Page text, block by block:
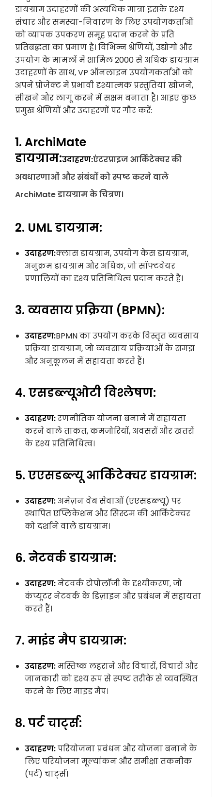
डायग्राम उदाहरणों की अत्यधिक मात्रा इसके दृश्य
संचार और समस्या-निवारण के लिए उपयोगकर्ताओं
को व्यापक उपकरण समूह प्रदान करने के प्रति
प्रतिबद्धता का प्रमाण है। विभिन्न श्रेणियों, उद्योगों और
उपयोग के मामलों में शामिल 2000 से अधिक डायग्राम
उदाहरणों के साथ, VP ऑनलाइन उपयोगकर्ताओं को
अपने प्रोजेक्ट में प्रभावी दृश्यात्मक प्रस्तुतियां खोजने,
सीखने और लागू करने में सक्षम बनाता है। आइए कुछ
प्रमुख श्रेणियों और उदाहरणों पर गौर करें:
1. ArchiMate
डायग्राम:उदाहरण:एंटरप्राइज आर्किटेक्चर की
अवधारणाओं और संबंधों को स्पष्ट करने वाले
ArchiMate डायग्राम के चित्रण।
2. UML डायग्राम:
उदाहरण:क्लास डायग्राम, उपयोग केस डायग्राम,
अनुक्रम डायग्राम और अधिक, जो सॉफ्टवेयर
प्रणालियों का दृश्य प्रतिनिधित्व प्रदान करते हैं।
3. व्यवसाय प्रक्रिया (BPMN):
उदाहरण:BPMN का उपयोग करके विस्तृत व्यवसाय
प्रक्रिया डायग्राम, जो व्यवसाय प्रक्रियाओं के समझ
और अनुकूलन में सहायता करते हैं।
4. एसडब्ल्यूओटी विश्लेषण:
उदाहरण:रणनीतिक योजना बनाने में सहायता
करने वाले ताकत, कमजोरियों, अवसरों और खतरों
के दृश्य प्रतिनिधित्व।
5. एएसडब्ल्यू आर्किटेक्चर डायग्राम:
उदाहरण:अमेज़न वेब सेवाओं (एएसडब्ल्यू) पर
स्थापित एप्लिकेशन और सिस्टम की आर्किटेक्चर
को दर्शाने वाले डायग्राम।
6. नेटवर्क डायग्राम:
उदाहरण:नेटवर्क टोपोलॉजी के दृश्यीकरण, जो
कंप्यूटर नेटवर्क के डिज़ाइन और प्रबंधन में सहायता
करते हैं।
7. माइंड मैप डायग्राम:
उदाहरण:मस्तिष्क लहराने और विचारों, विचारों और
जानकारी को दृश्य रूप से स्पष्ट तरीके से व्यवस्थित
करने के लिए माइंड मैप।
8. पर्ट चार्ट्स:
उदाहरण:परियोजना प्रबंधन और योजना बनाने के
लिए परियोजना मूल्यांकन और समीक्षा तकनीक
(पर्ट) चार्ट्स।